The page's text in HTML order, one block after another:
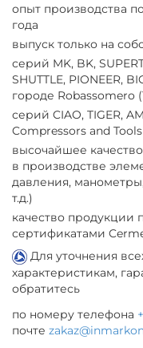
опыт производства
года
выпуск только на
серий MK, BK,
SHUTTLE, PIONEER,
городе Robassomero
серий CIAO, TIGER,
Compressors and
высочайшее
в производстве
давления,
т.д.)
качество
сертификатами
Для уточнения
характеристикам,
обратитесь
по номеру телефона
почте